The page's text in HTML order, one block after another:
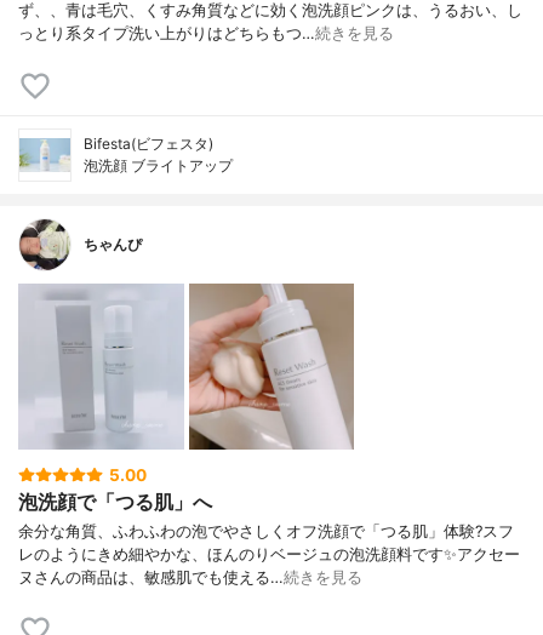
ず、、青は毛穴、くすみ角質などに効く泡洗顔ピンクは、うるおい、し
っとり系タイプ洗い上がりはどちらもつ…続きを見る
Bifesta(ビフェスタ)
泡洗顔 ブライトアップ
ちゃんぴ
5.00
泡洗顔で「つる肌」へ
余分な角質、ふわふわの泡でやさしくオフ洗顔で「つる肌」体験?スフ
レのようにきめ細やかな、ほんのりベージュの泡洗顔料です✨アクセー
ヌさんの商品は、敏感肌でも使える…続きを見る